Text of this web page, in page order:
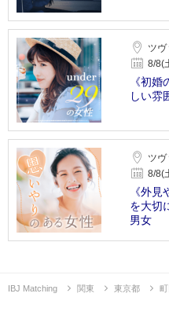
ツヴ
8/8(
《初
しい雰
ツ
8/8(
《外
を大切
男女
IBJ Matching 関東 東京都 町